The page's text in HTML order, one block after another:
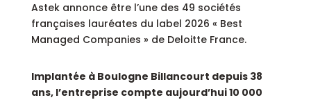
Astek annonce être l’une des 49 sociétés
françaises lauréates du label 2026 « Best
Managed Companies » de Deloitte France.
Implantée à Boulogne Billancourt depuis 38
ans, l’entreprise compte aujourd’hui 10 000